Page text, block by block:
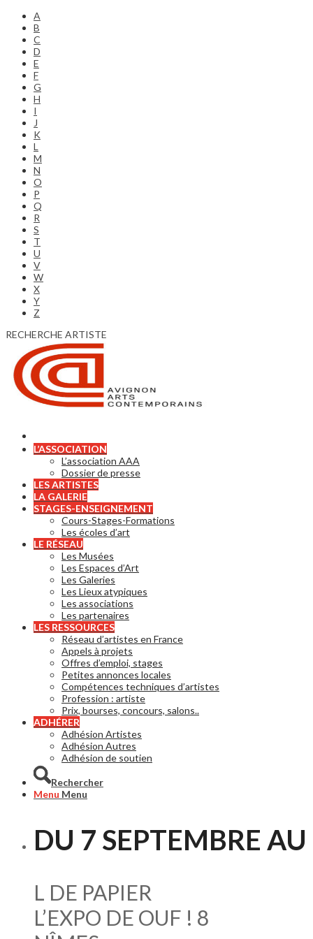
A
B
C
D
E
F
G
H
I
J
K
L
M
N
O
P
Q
R
S
T
U
V
W
X
Y
Z
RECHERCHE ARTISTE
L’ASSOCIATION
L’association AAA
Dossier de presse
LES ARTISTES
LA GALERIE
STAGES-ENSEIGNEMENT
Cours-Stages-Formations
Les écoles d’art
LE RÉSEAU
Les Musées
Les Espaces d’Art
Les Galeries
Les Lieux atypiques
Les associations
Les partenaires
LES RESSOURCES
Réseau d’artistes en France
Appels à projets
Offres d’emploi, stages
Petites annonces locales
Compétences techniques d’artistes
Profession : artiste
Prix, bourses, concours, salons..
ADHÉRER
Adhésion Artistes
Adhésion Autres
Adhésion de soutien
Rechercher
Menu Menu
DU 7 SEPTEMBRE
L DE PAPIER
L’EXPO DE OUF ! 8